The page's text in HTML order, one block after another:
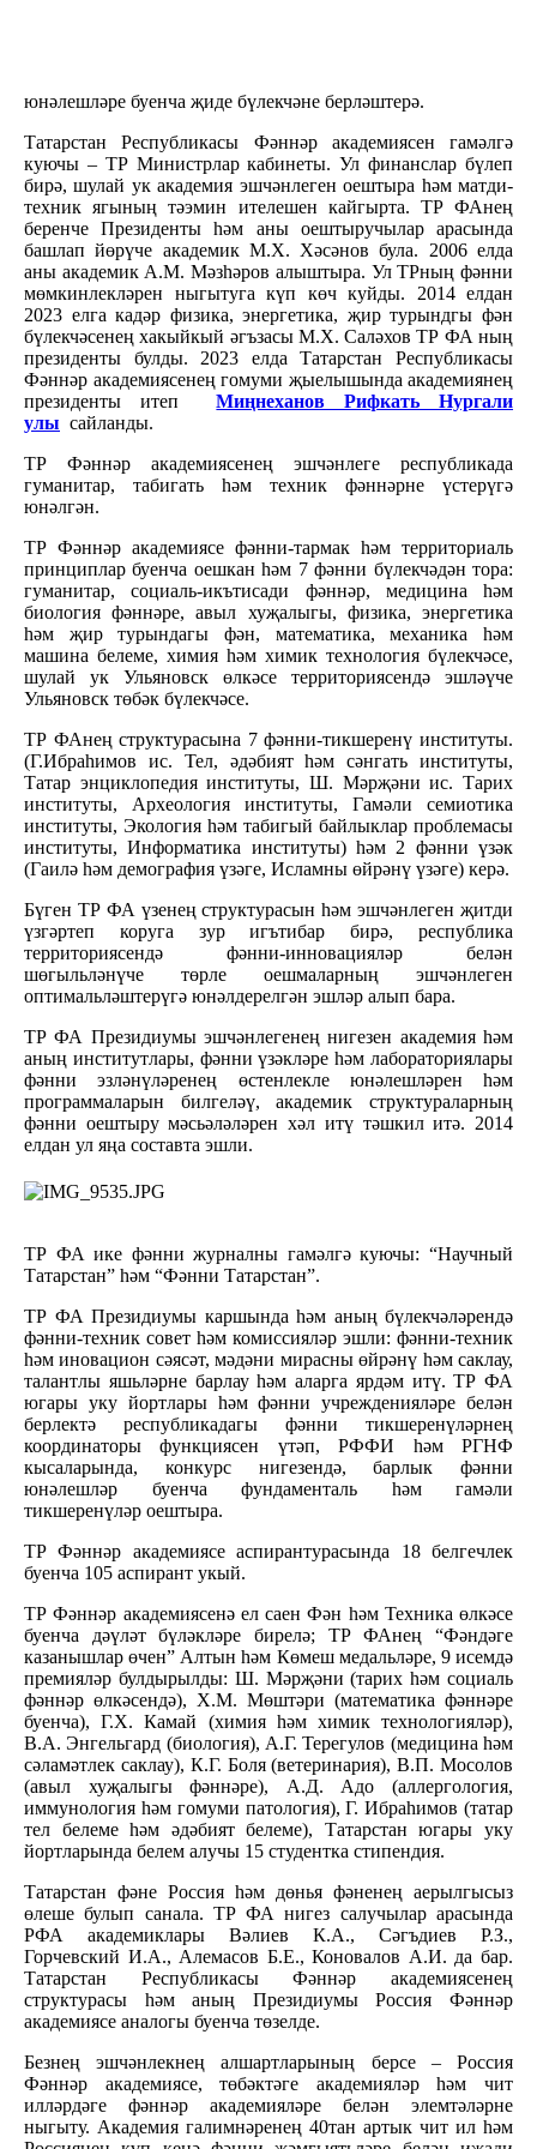
юнәлешләре буенча җиде бүлекчәне берләштерә.
Татарстан Республикасы Фәннәр академиясен гамәлгә
куючы – ТР Министрлар кабинеты. Ул финанслар бүлеп
бирә, шулай ук академия эшчәнлеген оештыра һәм матди-
техник ягының тәэмин ителешен кайгырта. ТР ФАнең
беренче Президенты һәм аны оештыручылар арасында
башлап йөрүче академик М.Х. Хәсәнов була. 2006 елда
аны академик А.М. Мәзһәров алыштыра. Ул ТРның фәнни
мөмкинлекләрен ныгытуга күп көч куйды. 2014 елдан
2023 елга кадәр физика, энергетика, җир турындгы фән
бүлекчәсенең хакыйкый әгъзасы М.Х. Саләхов ТР ФА ның
президенты булды. 2023 елда Татарстан Республикасы
Фәннәр академиясенең гомуми җыелышында академиянең
президенты итепМиңнеханов Рифкать Нургали
улы сайланды.
ТР Фәннәр академиясенең эшчәнлеге республикада
гуманитар, табигать һәм техник фәннәрне үстерүгә
юнәлгән.
ТР Фәннәр академиясе фәнни-тармак һәм территориаль
принциплар буенча оешкан һәм 7 фәнни бүлекчәдән тора:
гуманитар, социаль-икътисади фәннәр, медицина һәм
биология фәннәре, авыл хуҗалыгы, физика, энергетика
һәм җир турындагы фән, математика, механика һәм
машина белеме, химия һәм химик технология бүлекчәсе,
шулай ук Ульяновск өлкәсе территориясендә эшләүче
Ульяновск төбәк бүлекчәсе.
ТР ФАнең структурасына 7 фәнни-тикшеренү институты.
(Г.Ибраһимов ис. Тел, әдәбият һәм сәнгать институты,
Татар энциклопедия институты, Ш. Мәрҗәни ис. Тарих
институты, Археология институты, Гамәли семиотика
институты, Экология һәм табигый байлыклар проблемасы
институты, Информатика институты) һәм 2 фәнни үзәк
(Гаилә һәм демография үзәге, Исламны өйрәнү үзәге) керә.
Бүген ТР ФА үзенең структурасын һәм эшчәнлеген җитди
үзгәртеп коруга зур игътибар бирә, республика
территориясендә фәнни-инновацияләр белән
шөгыльләнүче төрле оешмаларның эшчәнлеген
оптимальләштерүгә юнәлдерелгән эшләр алып бара.
ТР ФА Президиумы эшчәнлегенең нигезен академия һәм
аның институтлары, фәнни үзәкләре һәм лабораториялары
фәнни эзләнүләренең өстенлекле юнәлешләрен һәм
программаларын билгеләү, академик структураларның
фәнни оештыру мәсьәләләрен хәл итү тәшкил итә. 2014
елдан ул яңа составта эшли.
ТР ФА ике фәнни журналны гамәлгә куючы: “Научный
Татарстан” һәм “Фәнни Татарстан”.
ТР ФА Президиумы каршында һәм аның бүлекчәләрендә
фәнни-техник совет һәм комиссияләр эшли: фәнни-техник
һәм иновацион сәясәт, мәдәни мирасны өйрәнү һәм саклау,
талантлы яшьләрне барлау һәм аларга ярдәм итү. ТР ФА
югары уку йортлары һәм фәнни учрежденияләре белән
берлектә республикадагы фәнни тикшеренүләрнең
координаторы функциясен үтәп, РФФИ һәм РГНФ
кысаларында, конкурс нигезендә, барлык фәнни
юнәлешләр буенча фундаменталь һәм гамәли
тикшеренүләр оештыра.
ТР Фәннәр академиясе аспирантурасында 18 белгечлек
буенча 105 аспирант укый.
ТР Фәннәр академиясенә ел саен Фән һәм Техника өлкәсе
буенча дәүләт бүләкләре бирелә; ТР ФАнең “Фәндәге
казанышлар өчен” Алтын һәм Көмеш медальләре, 9 исемдә
премияләр булдырылды: Ш. Мәрҗәни (тарих һәм социаль
фәннәр өлкәсендә), Х.М. Мөштәри (математика фәннәре
буенча), Г.Х. Камай (химия һәм химик технологияләр),
В.А. Энгельгард (биология), А.Г. Терегулов (медицина һәм
сәламәтлек саклау), К.Г. Боля (ветеринария), В.П. Мосолов
(авыл хуҗалыгы фәннәре), А.Д. Адо (аллергология,
иммунология һәм гомуми патология), Г. Ибраһимов (татар
тел белеме һәм әдәбият белеме), Татарстан югары уку
йортларында белем алучы 15 студентка стипендия.
Татарстан фәне Россия һәм дөнья фәненең аерылгысыз
өлеше булып санала. ТР ФА нигез салучылар арасында
РФА академиклары Вәлиев К.А., Сәгъдиев Р.З.,
Горчевский И.А., Алемасов Б.Е., Коновалов А.И. да бар.
Татарстан Республикасы Фәннәр академиясенең
структурасы һәм аның Президиумы Россия Фәннәр
академиясе аналогы буенча төзелде.
Безнең эшчәнлекнең алшартларының берсе – Россия
Фәннәр академиясе, төбәктәге академияләр һәм чит
илләрдәге фәннәр академияләре белән элемтәләрне
ныгыту. Академия галимнәренең 40тан артык чит ил һәм